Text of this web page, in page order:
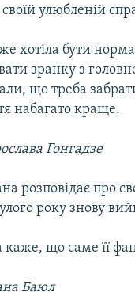
улюбленій
хотіла бути
зранку з
що треба
набагато краще.
Гонгадзе
розповідає про
року знову
каже, що саме її
Баюл